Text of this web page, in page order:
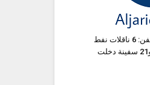
شركة كيبلر لتتبع السفن: 6 ناقلات نفط
غادرت مضيق هرمز و21 سفينة دخلت